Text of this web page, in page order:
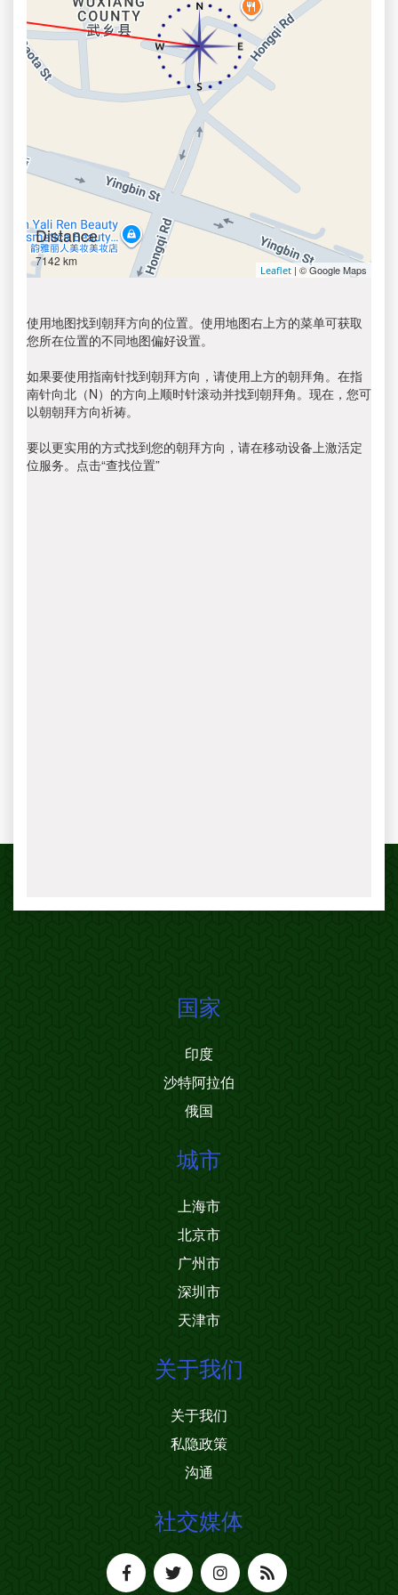
Distance
7142 km
Leaflet | © Google Maps
使用地图找到朝拜方向的位置。使用地图右上方的菜单可获取
您所在位置的不同地图偏好设置。
如果要使用指南针找到朝拜方向，请使用上方的朝拜角。在指
南针向北（N）的方向上顺时针滚动并找到朝拜角。现在，您可
以朝朝拜方向祈祷。
要以更实用的方式找到您的朝拜方向，请在移动设备上激活定
位服务。点击“查找位置”
国家
印度
沙特阿拉伯
俄国
城市
上海市
北京市
广州市
深圳市
天津市
关于我们
关于我们
私隐政策
沟通
社交媒体